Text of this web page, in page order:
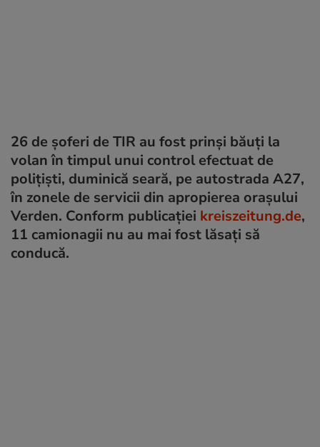
26 de șoferi de TIR au fost prinși băuți la
volan în timpul unui control efectuat de
polițiști, duminică seară, pe autostrada A27,
în zonele de servicii din apropierea orașului
Verden. Conform publicației kreiszeitung.de,
11 camionagii nu au mai fost lăsați să
conducă.